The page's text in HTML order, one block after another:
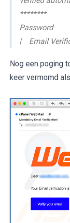
********
Password
| Email
Nog een poging
keer vermomd